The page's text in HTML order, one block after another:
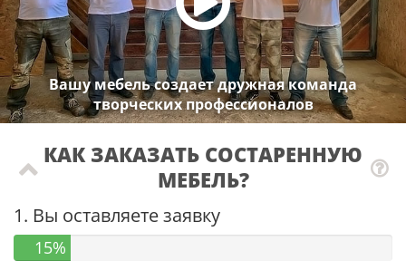
Вашу мебель создает дружная команда
творческих профессионалов
КАК ЗАКАЗАТЬ СОСТАРЕННУЮ
МЕБЕЛЬ?
1. Вы оставляете заявку
15%